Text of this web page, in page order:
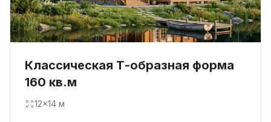
Классическая Т-образная форма
160 кв.м
12×14 м